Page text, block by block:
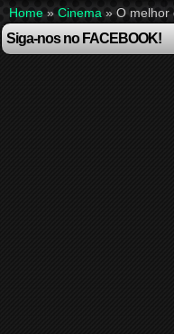
Home » Cinema » O melhor
Siga-nos no FACEBOOK!